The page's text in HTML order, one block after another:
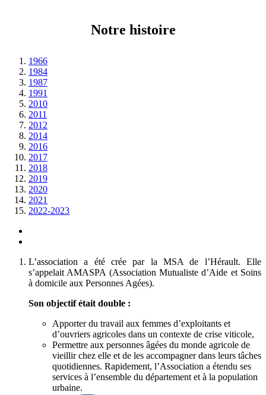
Notre histoire
1966
1984
1987
1991
2010
2011
2012
2014
2016
2017
2018
2019
2020
2021
2022-2023
L’association a été crée par la MSA de l’Hérault. Elle
s’appelait AMASPA (Association Mutualiste d’Aide et Soins
à domicile aux Personnes Agées).
Son objectif était double :
Apporter du travail aux femmes d’exploitants et
d’ouvriers agricoles dans un contexte de crise viticole,
Permettre aux personnes âgées du monde agricole de
vieillir chez elle et de les accompagner dans leurs tâches
quotidiennes. Rapidement, l’Association a étendu ses
services à l’ensemble du département et à la population
urbaine.